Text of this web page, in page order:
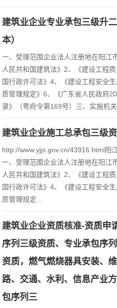
建筑业企业专业承包三级升
本）
一、受理范围企业法人注册地在阳江
人民共和国建筑法》2、《建设工程
国行政许可法》4、《建设工程安全
质管理规定》6、《广东省人民政府
录》（粤府令第169号）三、实施机关
建筑业企业施工总承包三级
http://www.yjjs.gov.cn/43916.html
一、受理范围企业法人注册地在阳江
人民共和国建筑法》2、《建设工程
国行政许可法》4、《建设工程安全
质管理规定...
建筑业企业资质核准-资质申
序列三级资质、专业承包序
资质，燃气燃烧器具安装、
路、交通、水利、信息产业
包序列三